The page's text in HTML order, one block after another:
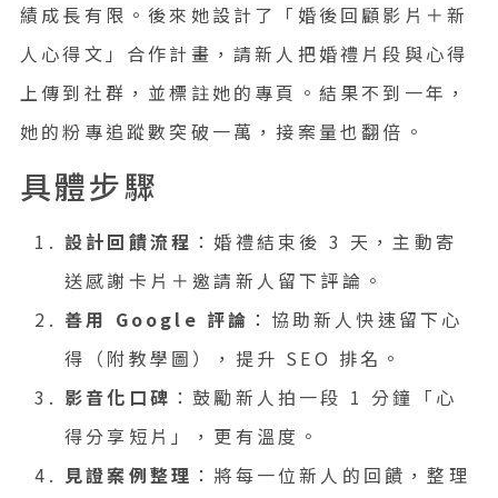
績成長有限。後來她設計了「婚後回顧影片＋新
人心得文」合作計畫，請新人把婚禮片段與心得
上傳到社群，並標註她的專頁。結果不到一年，
她的粉專追蹤數突破一萬，接案量也翻倍。
具體步驟
設計回饋流程 ：婚禮結束後 3 天，主動寄
送感謝卡片＋邀請新人留下評論。
善用 Google 評論 ：協助新人快速留下心
得（附教學圖），提升 SEO 排名。
影音化口碑 ：鼓勵新人拍一段 1 分鐘「心
得分享短片」，更有溫度。
見證案例整理 ：將每一位新人的回饋，整理